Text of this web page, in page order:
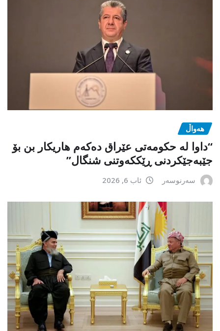
هەواڵ
“داوا لە حكومەتی عێراق دەكەم هاریكار بن بۆ
جێبەجێكردنی ڕێككەوتنی شنگال”
سەرنوسەر ئاب 6, 2026